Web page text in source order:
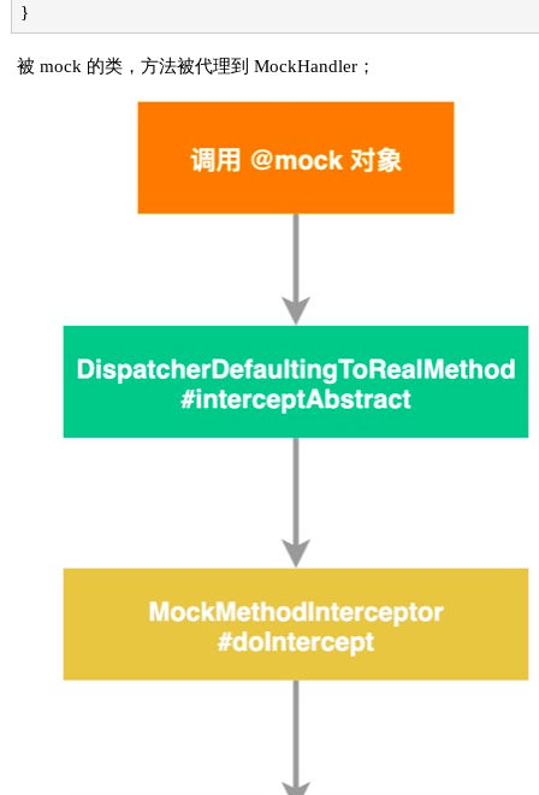
}
被 mock 的类，方法被代理到 MockHandler；